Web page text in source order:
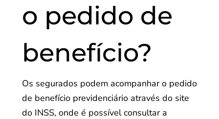
o pedido de
benefício?
Os segurados podem acompanhar o pedido
de benefício previdenciário através do site
do INSS, onde é possível consultar a